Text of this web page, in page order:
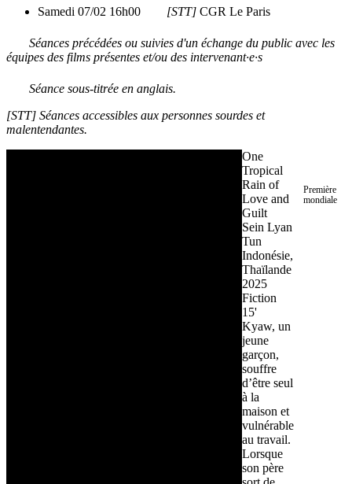
Samedi 07/02 16h00
[STT] CGR Le Paris
Séances précédées ou suivies d'un échange du public avec les
équipes des films présentes et/ou des intervenant·e·s
Séance sous-titrée en anglais.
[STT] Séances accessibles aux personnes sourdes et
malentendantes.
One
Tropical
Rain of
Love and
Guilt
Sein Lyan
Tun
Indonésie,
Thaïlande
2025
Fiction
15'
Kyaw, un
jeune
garçon,
souffre
d’être seul
à la
maison et
vulnérable
au travail.
Lorsque
son père
Première
mondiale